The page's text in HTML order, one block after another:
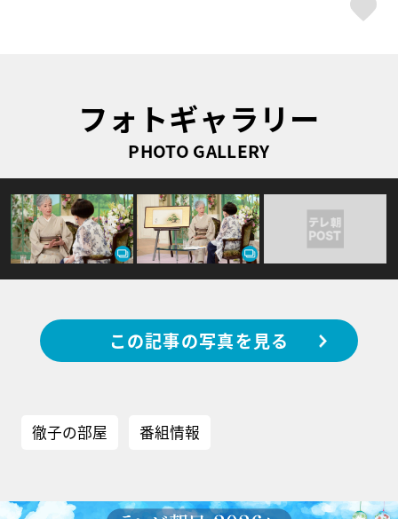
フォトギャラリー
PHOTO GALLERY
この記事の写真を見る
徹子の部屋 番組情報